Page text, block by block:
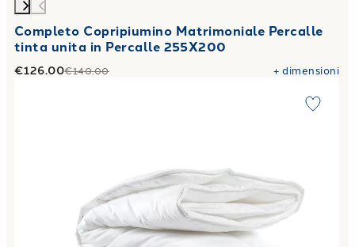
Completo Copripiumino Matrimoniale Percalle
tinta unita in Percalle 255X200
€126.00€140.00 +dimensioni